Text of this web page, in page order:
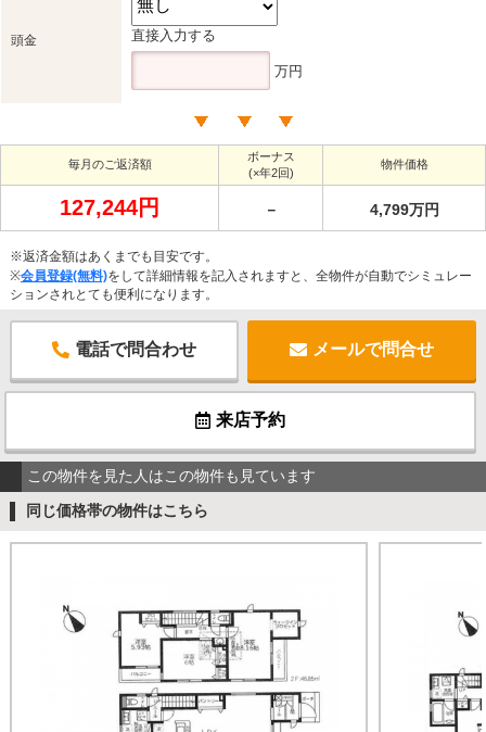
頭金 直接入力する
万円
毎月のご返済額
ボーナス
(×年2回)
物件価格
127,244円 － 4,799万円
※返済金額はあくまでも目安です。
※会員登録(無料)をして詳細情報を記入されますと、全物件が自動でシミュレー
ションされとても便利になります。
電話で問合わせ メールで問合せ
来店予約
この物件を見た人はこの物件も見ています
同じ価格帯の物件はこちら